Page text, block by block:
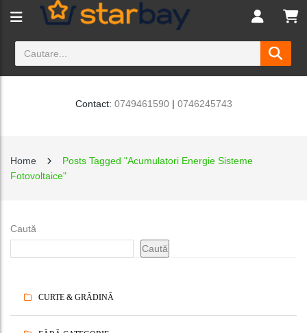
Contact: 0749461590| 0746245743
Home
Posts Tagged "Acumulatori Energie Sisteme
Fotovoltaice"
Caută
Caută
CURTE & GRĂDINĂ